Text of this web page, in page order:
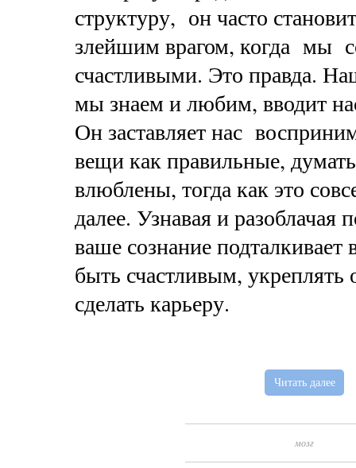
структуру, он часто
злейшим врагом, когда мы
счастливыми. Это правда.
мы знаем и любим, вводит
Он заставляет нас
вещи как правильные,
влюблены, тогда как это
далее. Узнавая и
ваше сознание подталкивает
быть счастливым,
сделать карьеру.
Читать далее
мозг